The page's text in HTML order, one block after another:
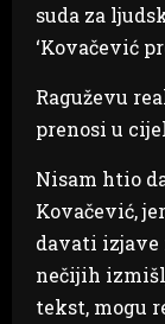
suda za
‘Kovačević
Raguževu
prenosi u
Nisam htio
Kovačević,
davati izjave
nečijih
tekst, mogu